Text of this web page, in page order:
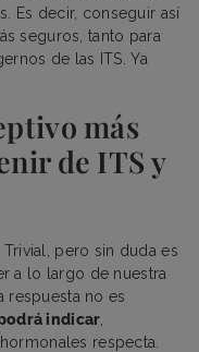
Es decir, conseguir así
seguros, tanto para
de las ITS. Ya
más
de ITS y
pero sin duda es
a lo largo de nuestra
respuesta no es
indicar
respecta.